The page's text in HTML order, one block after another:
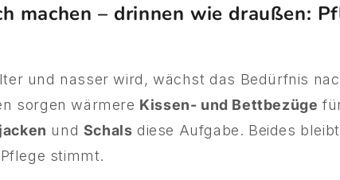
machen – drinnen wie draußen:
und nasser wird, wächst das Bedürfnis
sorgen wärmere Kissen- und Bettbezüge
und Schals diese Aufgabe. Beides
stimmt.